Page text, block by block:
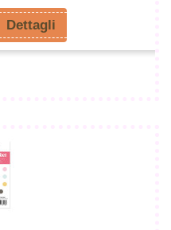
Dettagli